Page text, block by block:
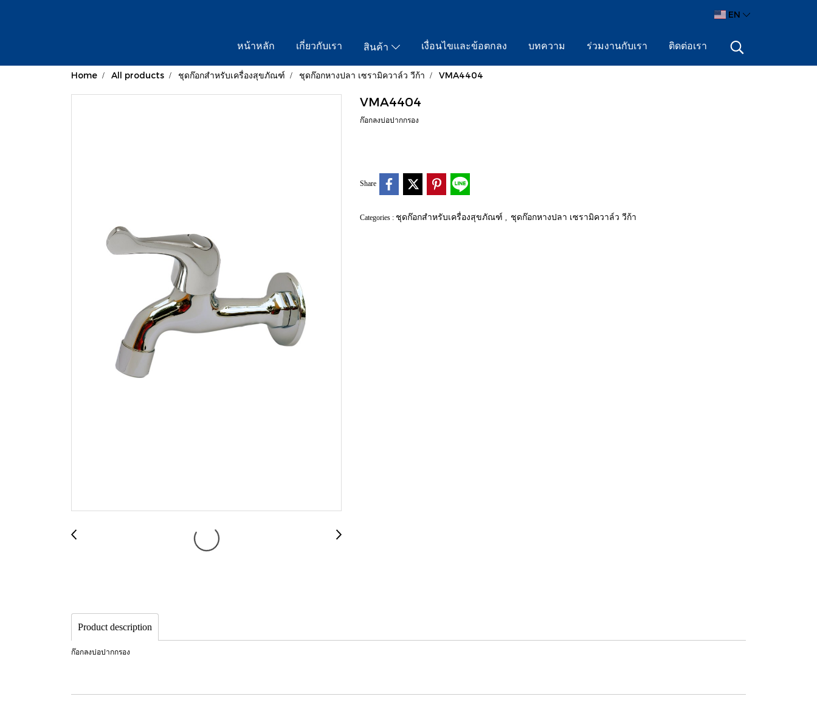
EN
หน้าหลัก เกี่ยวกับเรา สินค้า เงื่อนไขและข้อตกลง บทความ ร่วมงานกับเรา ติดต่อเรา
Home All products ชุดก๊อกสำหรับเครื่องสุขภัณฑ์ ชุดก๊อกหางปลา เซรามิควาล์ว วีก้า VMA4404
VMA4404
ก๊อกลงบ่อปากกรอง
Share
Categories : ชุดก๊อกสำหรับเครื่องสุขภัณฑ์ ชุดก๊อกหางปลา เซรามิควาล์ว วีก้า
Product description
ก๊อกลงบ่อปากกรอง